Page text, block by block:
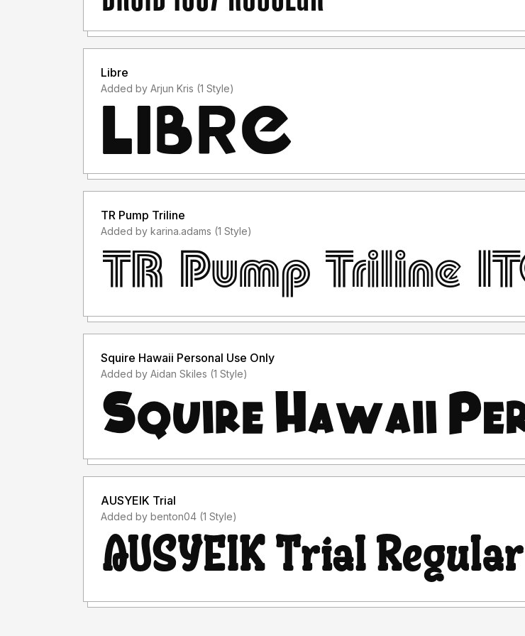
License). Atau dapat kami tempuh melalui jalur hukum sesuai Undang-Undang Nomor 28
Tentang Hak Cipta.
yang akan menempuh jalur hukum akan ditangani oleh tim legal dari Perkumpulan Desainer
Libre
Added by Arjun Kris (1 Style)
TR Pump Triline
Added by karina.adams (1 Style)
Squire Hawaii Personal Use Only
Added by Aidan Skiles (1 Style)
AUSYEIK Trial
Added by benton04 (1 Style)